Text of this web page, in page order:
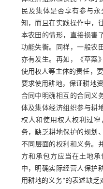
民及集体是否享有参与
知，而且在实践操作中，
本农田的情形，直接损害
功能失衡。同样，一般农
亦有发生。再如，《草案
使用权人等主体的责任，
要求使用耕地，保证耕地
合同中明确相互的合同义
体及集体经济组织参与耕
权人和使用权人权利过
务，缺乏耕地保护的规划
不同层面的权利和义务。
方和承包方应当在土地
中，明确实际经营人保护
用耕地的义务”的表述缺乏